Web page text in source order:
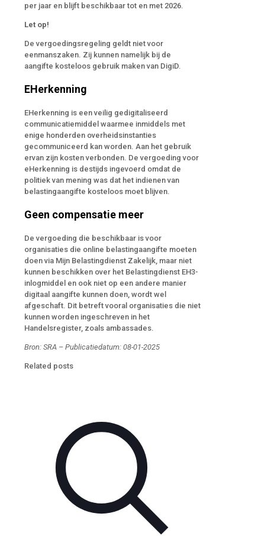
per jaar en blijft beschikbaar tot en met 2026.
Let op!
De vergoedingsregeling geldt niet voor
eenmanszaken. Zij kunnen namelijk bij de
aangifte kosteloos gebruik maken van DigiD.
EHerkenning
EHerkenning is een veilig gedigitaliseerd
communicatiemiddel waarmee inmiddels met
enige honderden overheidsinstanties
gecommuniceerd kan worden. Aan het gebruik
ervan zijn kosten verbonden. De vergoeding voor
eHerkenning is destijds ingevoerd omdat de
politiek van mening was dat het indienen van
belastingaangifte kosteloos moet blijven.
Geen compensatie meer
De vergoeding die beschikbaar is voor
organisaties die online belastingaangifte moeten
doen via Mijn Belastingdienst Zakelijk, maar niet
kunnen beschikken over het Belastingdienst EH3-
inlogmiddel en ook niet op een andere manier
digitaal aangifte kunnen doen, wordt wel
afgeschaft. Dit betreft vooral organisaties die niet
kunnen worden ingeschreven in het
Handelsregister, zoals ambassades.
Bron: SRA – Publicatiedatum: 08-01-2025
Related posts